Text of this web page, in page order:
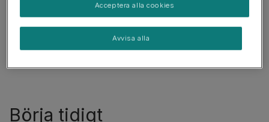
Välja belöning
Förebygga separationsångest
Börja tidigt
Avvisa alla
Acceptera alla cookies